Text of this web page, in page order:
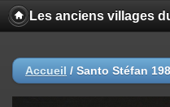
Les anciens villages
Accueil / Santo Stéfan